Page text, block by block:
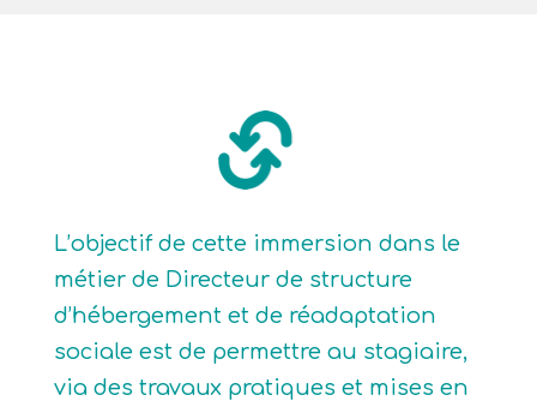
L’objectif de cette immersion dans le
métier de Directeur de structure
d’hébergement et de réadaptation
sociale est de permettre au stagiaire,
via des travaux pratiques et mises en